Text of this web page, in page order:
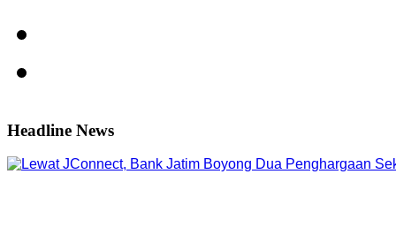
Headline News